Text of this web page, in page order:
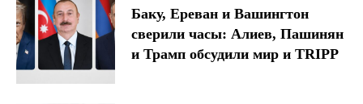
Баку, Ереван и Вашингтон
сверили часы: Алиев, Пашинян
и Трамп обсудили мир и TRIPP